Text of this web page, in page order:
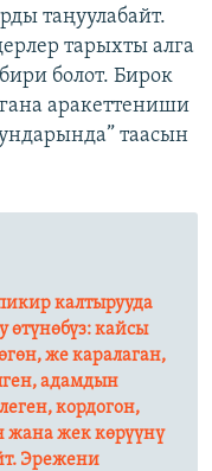
таңуулабайт.
тарыхты алга
болот. Бирок
аракеттениши
таасын
калтырууда
өтүнөбүз: кайсы
же каралаган,
адамдын
кордогон,
жана жек көрүүнү
Эрежени